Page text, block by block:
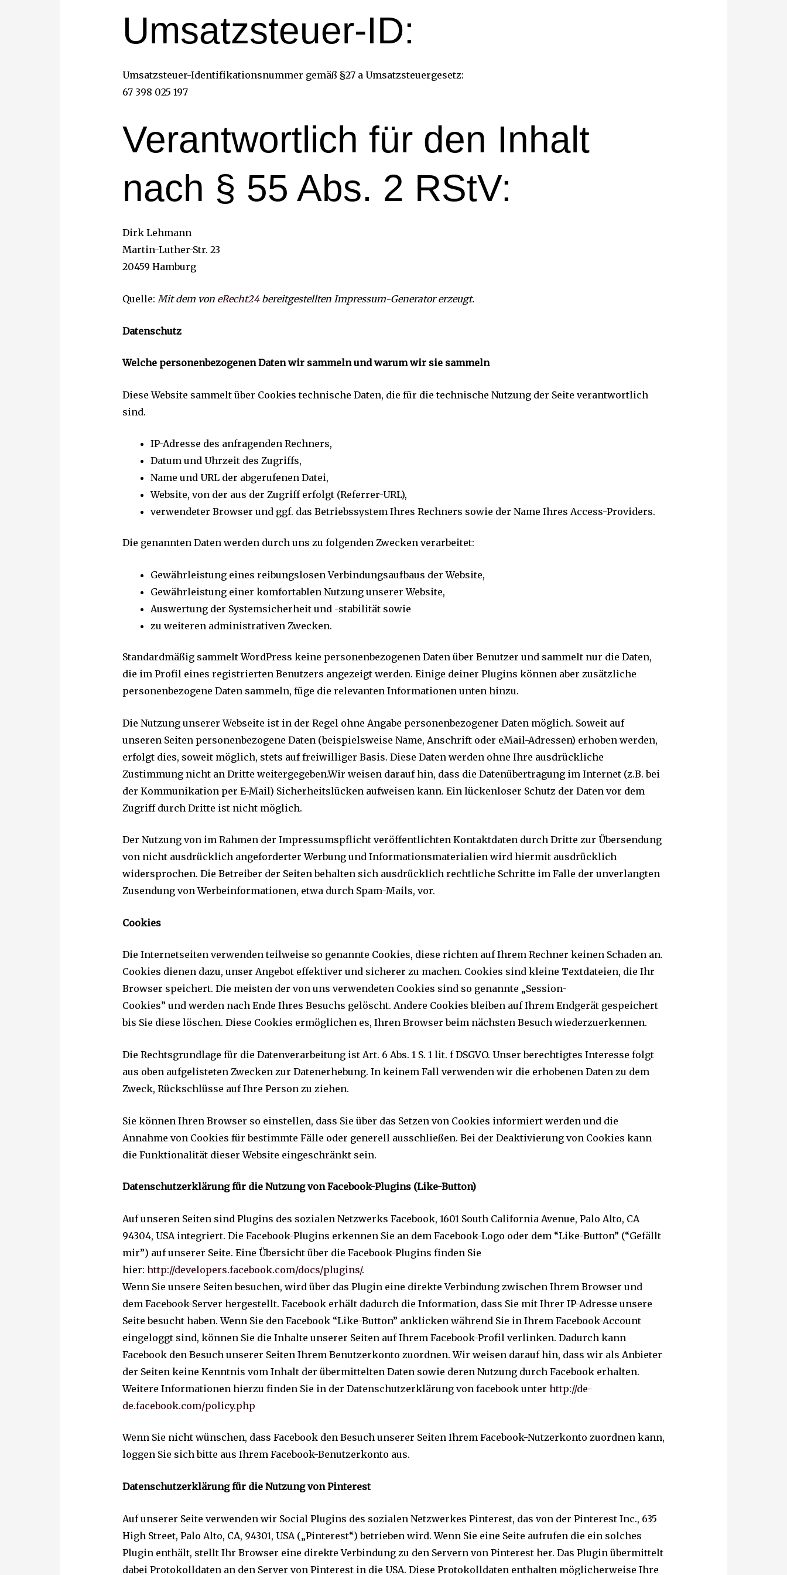
Umsatzsteuer-ID:
Umsatzsteuer-Identifikationsnummer gemäß §27 a Umsatzsteuergesetz:
67 398 025 197
Verantwortlich für den Inhalt
nach § 55 Abs. 2 RStV:
Dirk Lehmann
Martin-Luther-Str. 23
20459 Hamburg
Quelle: Mit dem von eRecht24bereitgestellten Impressum-Generator erzeugt.
Datenschutz
Welche personenbezogenen Daten wir sammeln und warum wir sie sammeln
Diese Website sammelt über Cookies technische Daten, die für die technische Nutzung der Seite verantwortlich
sind.
IP-Adresse des anfragenden Rechners,
Datum und Uhrzeit des Zugriffs,
Name und URL der abgerufenen Datei,
Website, von der aus der Zugriff erfolgt (Referrer-URL),
verwendeter Browser und ggf. das Betriebssystem Ihres Rechners sowie der Name Ihres Access-Providers.
Die genannten Daten werden durch uns zu folgenden Zwecken verarbeitet:
Gewährleistung eines reibungslosen Verbindungsaufbaus der Website,
Gewährleistung einer komfortablen Nutzung unserer Website,
Auswertung der Systemsicherheit und -stabilität sowie
zu weiteren administrativen Zwecken.
Standardmäßig sammelt WordPress keine personenbezogenen Daten über Benutzer und sammelt nur die Daten,
die im Profil eines registrierten Benutzers angezeigt werden. Einige deiner Plugins können aber zusätzliche
personenbezogene Daten sammeln, füge die relevanten Informationen unten hinzu.
Die Nutzung unserer Webseite ist in der Regel ohne Angabe personenbezogener Daten möglich. Soweit auf
unseren Seiten personenbezogene Daten (beispielsweise Name, Anschrift oder eMail-Adressen) erhoben werden,
erfolgt dies, soweit möglich, stets auf freiwilliger Basis. Diese Daten werden ohne Ihre ausdrückliche
Zustimmung nicht an Dritte weitergegeben.Wir weisen darauf hin, dass die Datenübertragung im Internet (z.B. bei
der Kommunikation per E-Mail) Sicherheitslücken aufweisen kann. Ein lückenloser Schutz der Daten vor dem
Zugriff durch Dritte ist nicht möglich.
Der Nutzung von im Rahmen der Impressumspflicht veröffentlichten Kontaktdaten durch Dritte zur Übersendung
von nicht ausdrücklich angeforderter Werbung und Informationsmaterialien wird hiermit ausdrücklich
widersprochen. Die Betreiber der Seiten behalten sich ausdrücklich rechtliche Schritte im Falle der unverlangten
Zusendung von Werbeinformationen, etwa durch Spam-Mails, vor.
Cookies
Die Internetseiten verwenden teilweise so genannte Cookies, diese richten auf Ihrem Rechner keinen Schaden an.
Cookies dienen dazu, unser Angebot effektiver und sicherer zu machen. Cookies sind kleine Textdateien, die Ihr
Browser speichert. Die meisten der von uns verwendeten Cookies sind so genannte „Session-
Cookies” und werden nach Ende Ihres Besuchs gelöscht. Andere Cookies bleiben auf Ihrem Endgerät gespeichert
bis Sie diese löschen. Diese Cookies ermöglichen es, Ihren Browser beim nächsten Besuch wiederzuerkennen.
Die Rechtsgrundlage für die Datenverarbeitung ist Art. 6 Abs. 1 S. 1 lit. f DSGVO. Unser berechtigtes Interesse folgt
aus oben aufgelisteten Zwecken zur Datenerhebung. In keinem Fall verwenden wir die erhobenen Daten zu dem
Zweck, Rückschlüsse auf Ihre Person zu ziehen.
Sie können Ihren Browser so einstellen, dass Sie über das Setzen von Cookies informiert werden und die
Annahme von Cookies für bestimmte Fälle oder generell ausschließen. Bei der Deaktivierung von Cookies kann
die Funktionalität dieser Website eingeschränkt sein.
Datenschutzerklärung für die Nutzung von Facebook-Plugins (Like-Button)
Auf unseren Seiten sind Plugins des sozialen Netzwerks Facebook, 1601 South California Avenue, Palo Alto, CA
94304, USA integriert. Die Facebook-Plugins erkennen Sie an dem Facebook-Logo oder dem “Like-Button” (“Gefällt
mir”) auf unserer Seite. Eine Übersicht über die Facebook-Plugins finden Sie
hier: http://developers.facebook.com/docs/plugins/.
Wenn Sie unsere Seiten besuchen, wird über das Plugin eine direkte Verbindung zwischen Ihrem Browser und
dem Facebook-Server hergestellt. Facebook erhält dadurch die Information, dass Sie mit Ihrer IP-Adresse unsere
Seite besucht haben. Wenn Sie den Facebook “Like-Button” anklicken während Sie in Ihrem Facebook-Account
eingeloggt sind, können Sie die Inhalte unserer Seiten auf Ihrem Facebook-Profil verlinken. Dadurch kann
Facebook den Besuch unserer Seiten Ihrem Benutzerkonto zuordnen. Wir weisen darauf hin, dass wir als Anbieter
der Seiten keine Kenntnis vom Inhalt der übermittelten Daten sowie deren Nutzung durch Facebook erhalten.
Weitere Informationen hierzu finden Sie in der Datenschutzerklärung von facebook unter http://de-
de.facebook.com/policy.php
Wenn Sie nicht wünschen, dass Facebook den Besuch unserer Seiten Ihrem Facebook-Nutzerkonto zuordnen kann,
loggen Sie sich bitte aus Ihrem Facebook-Benutzerkonto aus.
Datenschutzerklärung für die Nutzung von Pinterest
Auf unserer Seite verwenden wir Social Plugins des sozialen Netzwerkes Pinterest, das von der Pinterest Inc., 635
High Street, Palo Alto, CA, 94301, USA („Pinterest“) betrieben wird. Wenn Sie eine Seite aufrufen die ein solches
Plugin enthält, stellt Ihr Browser eine direkte Verbindung zu den Servern von Pinterest her. Das Plugin übermittelt
dabei Protokolldaten an den Server von Pinterest in die USA. Diese Protokolldaten enthalten möglicherweise Ihre